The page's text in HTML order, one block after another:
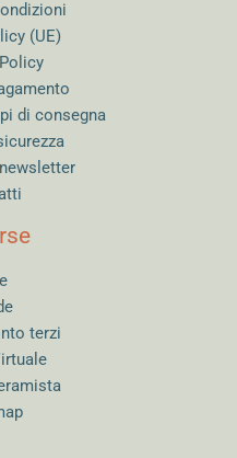
(UE)
di consegna
terzi